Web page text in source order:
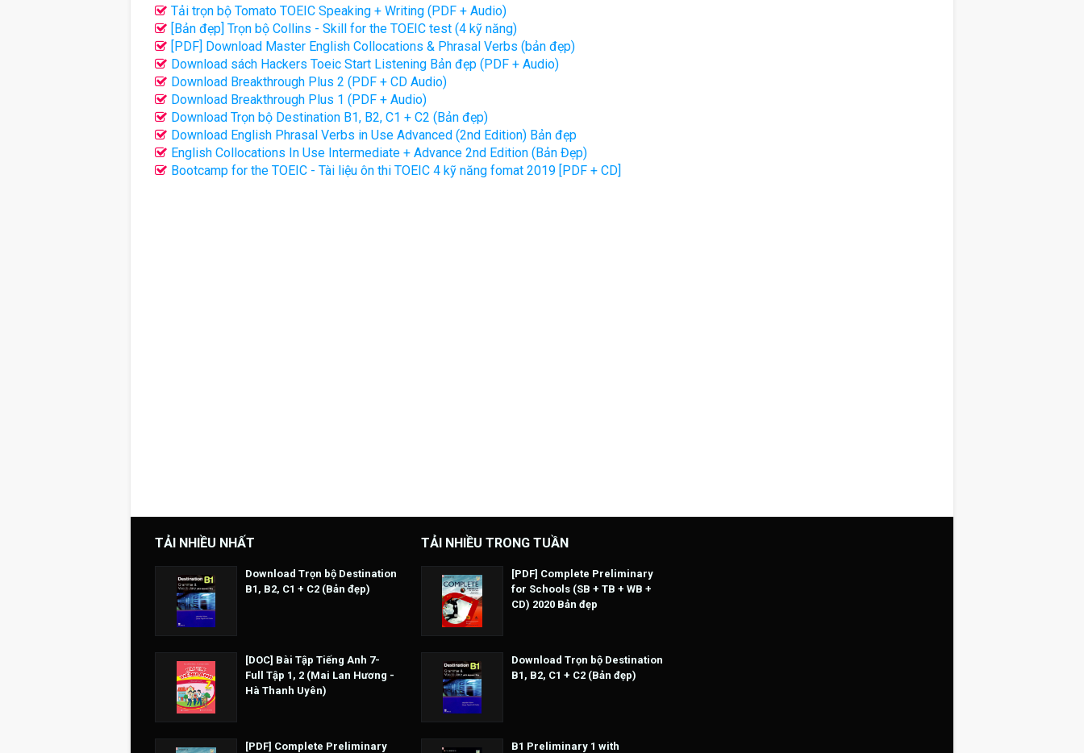
Tải trọn bộ Tomato TOEIC Speaking + Writing (PDF + Audio)
[Bản đẹp] Trọn bộ Collins - Skill for the TOEIC test (4 kỹ năng)
[PDF] Download Master English Collocations & Phrasal Verbs (bản đẹp)
Download sách Hackers Toeic Start Listening Bản đẹp (PDF + Audio)
Download Breakthrough Plus 2 (PDF + CD Audio)
Download Breakthrough Plus 1 (PDF + Audio)
Download Trọn bộ Destination B1, B2, C1 + C2 (Bản đẹp)
Download English Phrasal Verbs in Use Advanced (2nd Edition) Bản đẹp
English Collocations In Use Intermediate + Advance 2nd Edition (Bản Đẹp)
Bootcamp for the TOEIC - Tài liệu ôn thi TOEIC 4 kỹ năng fomat 2019 [PDF + CD]
TẢI NHIỀU NHẤT
Download Trọn bộ Destination
B1, B2, C1 + C2 (Bản đẹp)
[DOC] Bài Tập Tiếng Anh 7-
Full Tập 1, 2 (Mai Lan Hương -
Hà Thanh Uyên)
[PDF] Complete Preliminary
TẢI NHIỀU TRONG TUẦN
[PDF] Complete Preliminary
for Schools (SB + TB + WB +
CD) 2020 Bản đẹp
Download Trọn bộ Destination
B1, B2, C1 + C2 (Bản đẹp)
B1 Preliminary 1 with